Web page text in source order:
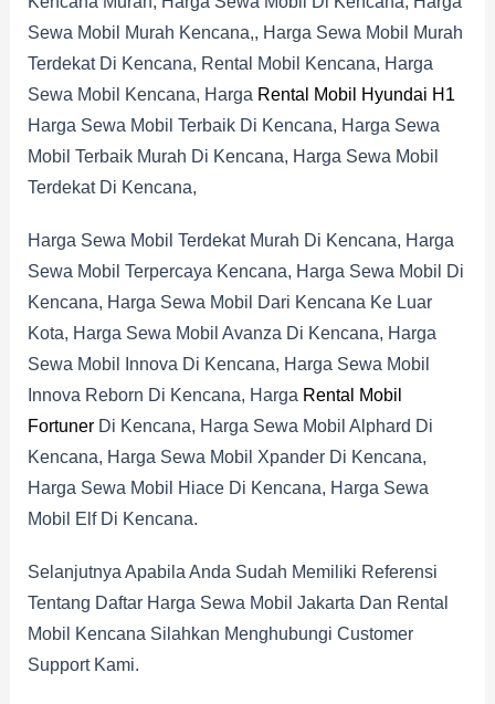
Sewa Mobil Murah Kencana,, Harga Sewa Mobil Murah
Terdekat Di Kencana, Rental Mobil Kencana, Harga
Sewa Mobil Kencana, Harga Rental Mobil Hyundai H1
Harga Sewa Mobil Terbaik Di Kencana, Harga Sewa
Mobil Terbaik Murah Di Kencana, Harga Sewa Mobil
Terdekat Di Kencana,
Harga Sewa Mobil Terdekat Murah Di Kencana, Harga
Sewa Mobil Terpercaya Kencana, Harga Sewa Mobil Di
Kencana, Harga Sewa Mobil Dari Kencana Ke Luar
Kota, Harga Sewa Mobil Avanza Di Kencana, Harga
Sewa Mobil Innova Di Kencana, Harga Sewa Mobil
Innova Reborn Di Kencana, Harga Rental Mobil
FortunerDi Kencana, Harga Sewa Mobil Alphard Di
Kencana, Harga Sewa Mobil Xpander Di Kencana,
Harga Sewa Mobil Hiace Di Kencana, Harga Sewa
Mobil Elf Di Kencana.
Selanjutnya Apabila Anda Sudah Memiliki Referensi
Tentang Daftar Harga Sewa Mobil Jakarta Dan Rental
Mobil Kencana Silahkan Menghubungi Customer
Support Kami.